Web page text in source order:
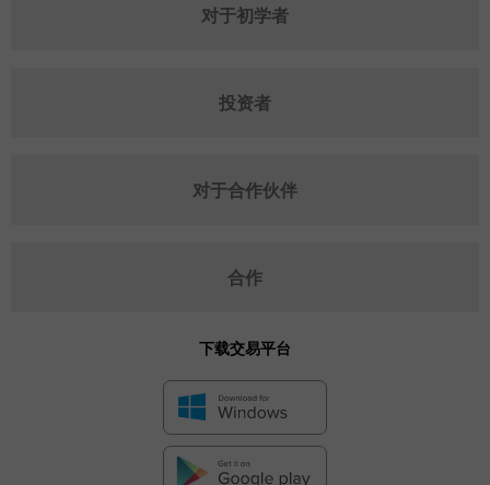
对于初学者
投资者
对于合作伙伴
合作
下载交易平台